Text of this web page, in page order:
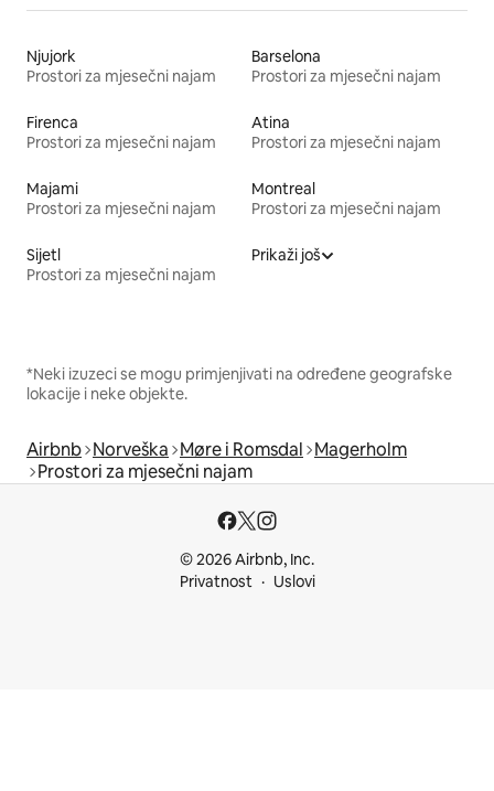
Njujork
Prostori za mjesečni najam
Barselona
Prostori za mjesečni najam
Firenca
Prostori za mjesečni najam
Atina
Prostori za mjesečni najam
Majami
Prostori za mjesečni najam
Montreal
Prostori za mjesečni najam
Sijetl
Prostori za mjesečni najam
Prikaži još
*Neki izuzeci se mogu primjenjivati na određene geografske
lokacije i neke objekte.
Airbnb Norveška Møre i Romsdal Magerholm
Prostori za mjesečni najam
© 2026 Airbnb, Inc.
Privatnost
Uslovi